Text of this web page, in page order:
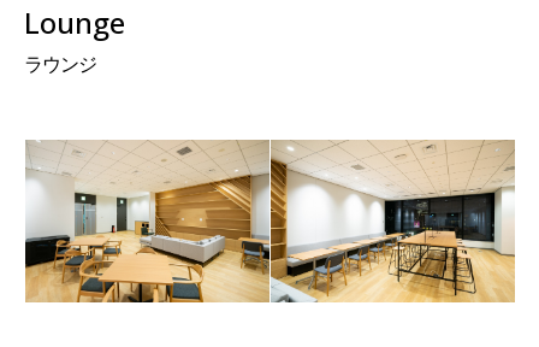
Lounge
ラウンジ